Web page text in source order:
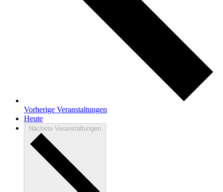
Vorherige Veranstaltungen
Heute
Nächste Veranstaltungen